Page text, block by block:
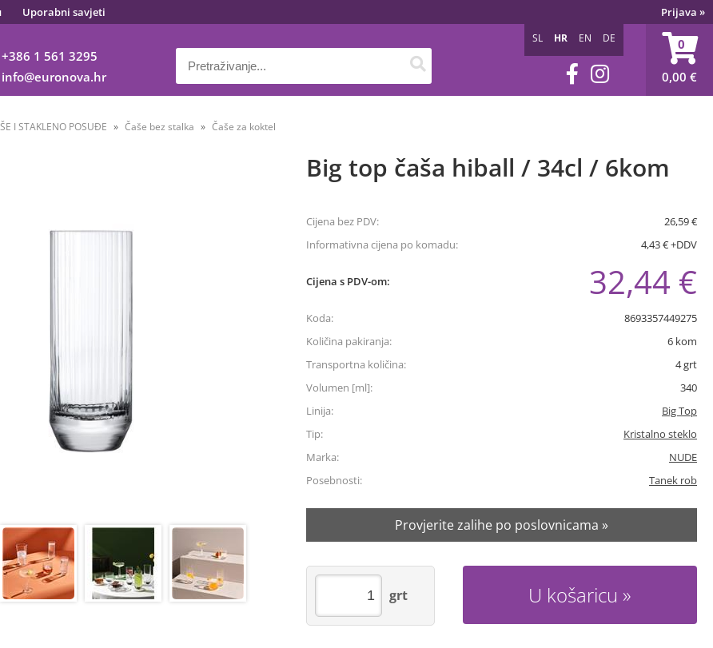
Uporabni savjeti Prijava »
+386 1 561 3295
info
euronova.hr
0
0,00 €
SL HR EN DE
I STAKLENO POSUĐE Čaše bez stalka Čaše za koktel
Big top čaša hiball / 34cl / 6kom
Cijena bez PDV:
26,59 €
Informativna cijena po komadu:
4,43 € +DDV
Cijena s PDV-om: 32,44 €
Koda:
8693357449275
Količina pakiranja:
6 kom
Transportna količina:
4grt
Volumen [ml]:
340
Linija:
Big Top
Tip:
Kristalno steklo
Marka:
NUDE
Posebnosti:
Tanek rob
Provjerite zalihe po poslovnicama »
U košaricu
grt